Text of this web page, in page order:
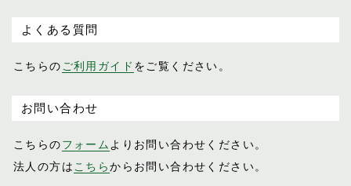
よくある質問
こちらのご利用ガイド をご覧ください。
お問い合わせ
こちらのフォームよりお問い合わせください。
法人の方はこちらからお問い合わせください。